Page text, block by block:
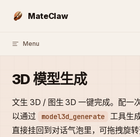
Skip to content
MateClaw
Menu
3D 模型生成
文生 3D / 图生 3D 一键完成。配一
以通过
model3d_generate 工具生
直接挂回到对话气泡里，可拖拽旋转